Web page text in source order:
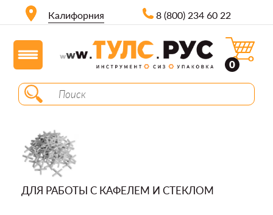
Калифорния 8 (800) 234 60 22
0
ДЛЯ РАБОТЫ С КАФЕЛЕМ И СТЕКЛОМ